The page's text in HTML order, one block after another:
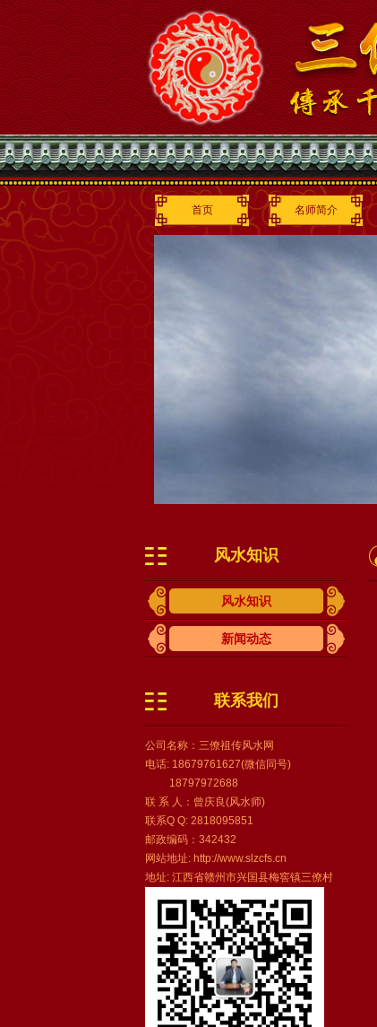
首页 名师简介
风水知识
风水知识
新闻动态
联系我们
公司名称：三僚祖传风水网
电话: 18679761627(微信同号)
18797972688
联 系 人：曾庆良(风水师)
联系Q Q: 2818095851
邮政编码：342432
网站地址: http://www.slzcfs.cn
地址: 江西省赣州市兴国县梅窖镇三僚村